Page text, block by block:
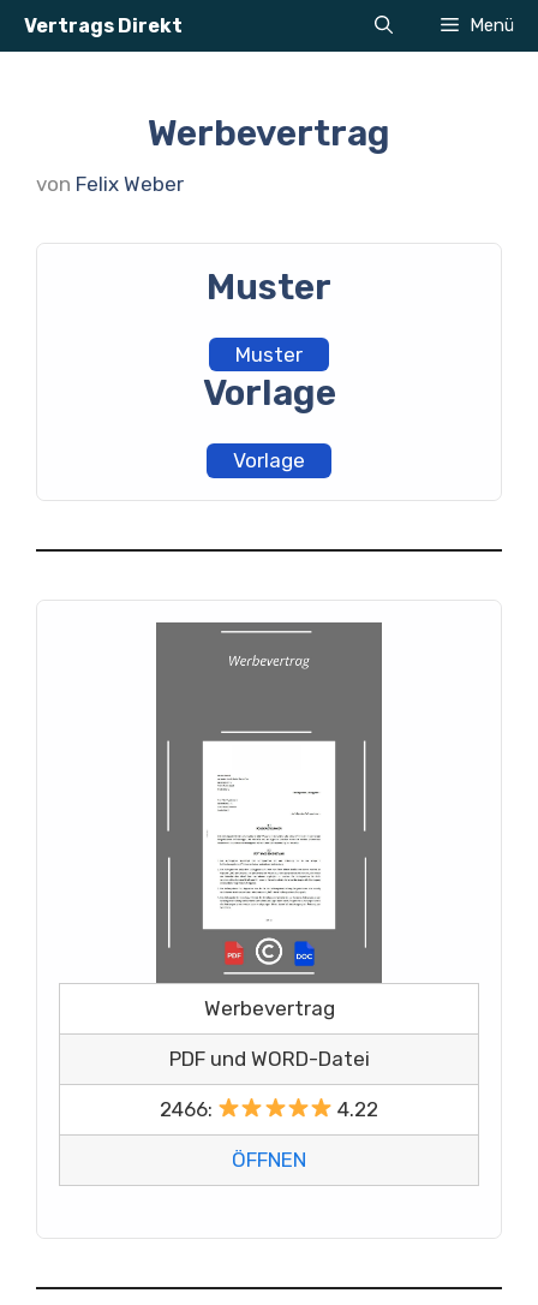
Zum
Vertrags Direkt Menü
Werbevertrag
von Felix Weber
Muster
Muster
Vorlage
Vorlage
Werbevertrag
PDF und WORD-Datei
2466: 4.22
ÖFFNEN